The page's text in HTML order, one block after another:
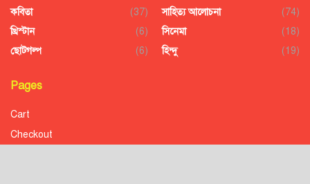
কবিতা
(37)
খ্রিস্টান
(6)
ছোটগল্প
(6)
সাহিত্য আলোচনা
(74)
সিনেমা
(18)
হিন্দু
(19)
Pages
Cart
Checkout